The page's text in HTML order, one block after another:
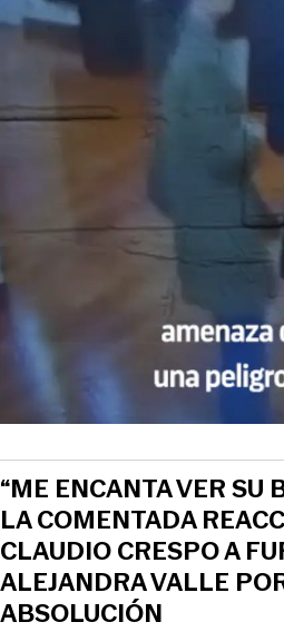
“ME ENCANTA VER SU
LA COMENTADA
CLAUDIO CRESPO A
ALEJANDRA VALLE
ABSOLUCIÓN